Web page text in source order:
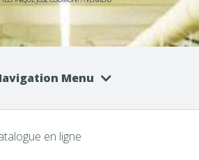
Menu
en ligne